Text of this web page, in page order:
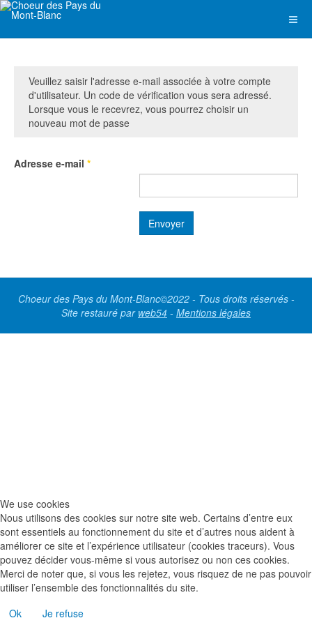
Veuillez saisir l'adresse e-mail associée à votre compte
d'utilisateur. Un code de vérification vous sera adressé.
Lorsque vous le recevrez, vous pourrez choisir un
nouveau mot de passe
Adresse e-mail *
Envoyer
Choeur des Pays du Mont-Blanc©2022 - Tous droits réservés -
Site restauré par web54 - Mentions légales
We use cookies
Nous utilisons des cookies sur notre site web. Certains d’entre eux
sont essentiels au fonctionnement du site et d’autres nous aident à
améliorer ce site et l’expérience utilisateur (cookies traceurs). Vous
pouvez décider vous-même si vous autorisez ou non ces cookies.
Merci de noter que, si vous les rejetez, vous risquez de ne pas pouvoir
utiliser l’ensemble des fonctionnalités du site.
Ok
Je refuse